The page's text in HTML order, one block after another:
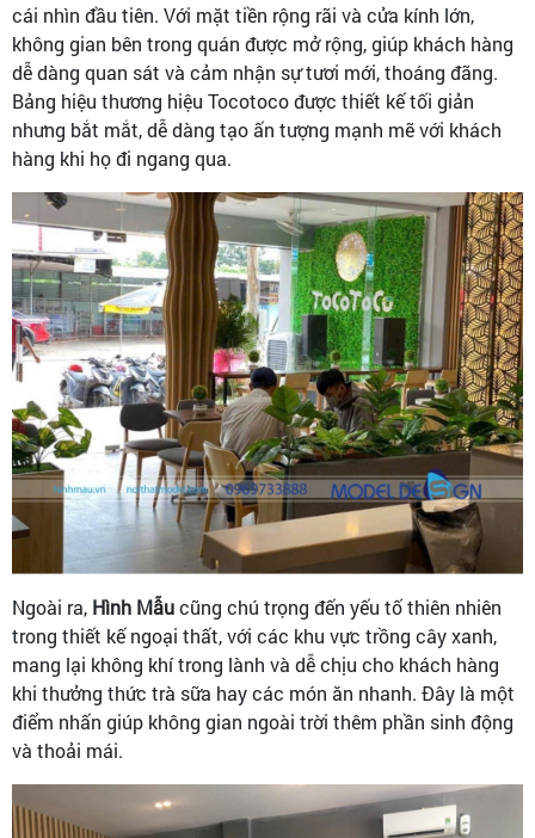
cái nhìn đầu tiên. Với mặt tiền rộng rãi và cửa kính lớn,
không gian bên trong quán được mở rộng, giúp khách hàng
dễ dàng quan sát và cảm nhận sự tươi mới, thoáng đãng.
Bảng hiệu thương hiệu Tocotoco được thiết kế tối giản
nhưng bắt mắt, dễ dàng tạo ấn tượng mạnh mẽ với khách
hàng khi họ đi ngang qua.
Ngoài ra, Hình Mẫucũng chú trọng đến yếu tố thiên nhiên
trong thiết kế ngoại thất, với các khu vực trồng cây xanh,
mang lại không khí trong lành và dễ chịu cho khách hàng
khi thưởng thức trà sữa hay các món ăn nhanh. Đây là một
điểm nhấn giúp không gian ngoài trời thêm phần sinh động
và thoải mái.